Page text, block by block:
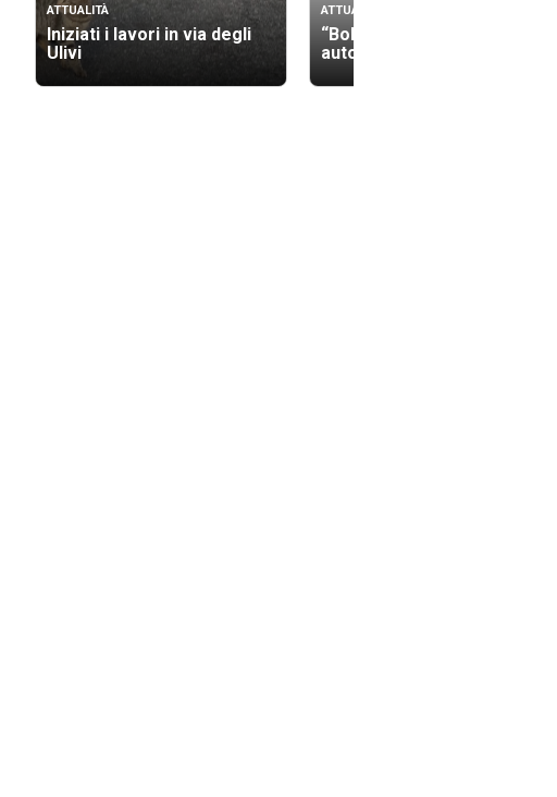
ATTUALITÀ
Iniziati i lavori in via degli
Ulivi
ATTUALITÀ
“Bollino nero” sulle
autostrade